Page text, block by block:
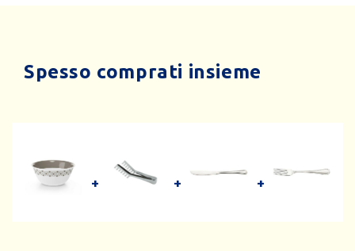
Spesso comprati insieme